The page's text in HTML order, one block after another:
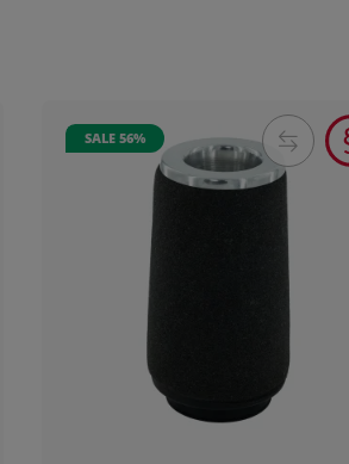
SALE 56%